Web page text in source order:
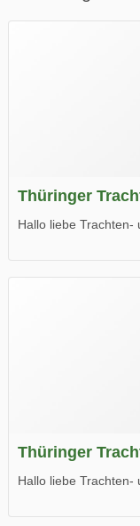
Thüringer
Hallo liebe Trachten-
Wir wünschen Euch
Thüringer
Hallo liebe Trachten-